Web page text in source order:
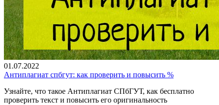
01.07.2022
Антиплагиат спбгут: как проверить и повысить %
Узнайте, что такое Антиплагиат СПбГУТ, как бесплатно
проверить текст и повысить его оригинальность